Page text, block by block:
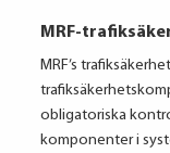
MRF-
MRF’s
obligatoriska
komponenter i